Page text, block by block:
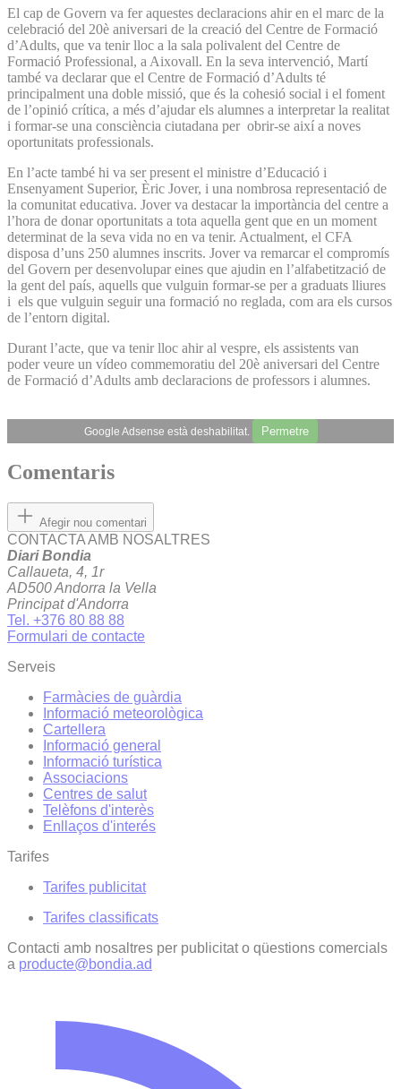
El cap de Govern va fer aquestes declaracions ahir en el marc de la
celebració del 20è aniversari de la creació del Centre de Formació
d’Adults, que va tenir lloc a la sala polivalent del Centre de
Formació Professional, a Aixovall. En la seva intervenció, Martí
també va declarar que el Centre de Formació d’Adults té
principalment una doble missió, que és la cohesió social i el foment
de l’opinió crítica, a més d’ajudar els alumnes a interpretar la realitat
i formar-se una consciència ciutadana per obrir-se així a noves
oportunitats professionals.
En l’acte també hi va ser present el ministre d’Educació i
Ensenyament Superior, Èric Jover, i una nombrosa representació de
la comunitat educativa. Jover va destacar la importància del centre a
l’hora de donar oportunitats a tota aquella gent que en un moment
determinat de la seva vida no en va tenir. Actualment, el CFA
disposa d’uns 250 alumnes inscrits. Jover va remarcar el compromís
del Govern per des­envolupar eines que ajudin en l’alfabetització de
la gent del país, aquells que vulguin formar-se per a graduats lliures
i els que vulguin seguir una formació no reglada, com ara els cursos
de l’entorn digital.
Durant l’acte, que va tenir lloc ahir al vespre, els assistents van
poder veure un vídeo commemoratiu del 20è aniversari del Centre
de Formació d’Adults amb declaracions de professors i alumnes.
Google Adsense està deshabilitat. Permetre
Comentaris
Afegir nou comentari
CONTACTA AMB NOSALTRES
Diari Bondia
Callaueta, 4, 1r
AD500 Andorra la Vella
Principat d'Andorra
Tel. +376 80 88 88
Formulari de contacte
Serveis
Farmàcies de guàrdia
Informació meteorològica
Cartellera
Informació general
Informació turística
Associacions
Centres de salut
Telèfons d'interès
Enllaços d'interés
Tarifes
Tarifes publicitat
Tarifes classificats
Contacti amb nosaltres per publicitat o qüestions comercials
a producte@bondia.ad